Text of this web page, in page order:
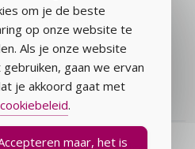
Cookiebeleid
Privacybeleid
Vakblad
om je de beste
op onze website te
Als je onze website
gaan we ervan
je akkoord gaat met
cookiebeleid.
maar, het is